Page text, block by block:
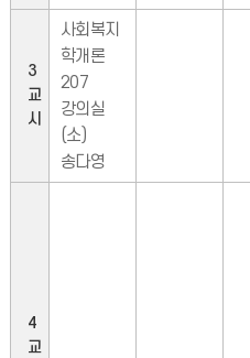
3
교
시
사회복지
학개론
207
강의실
(소)
송다영
4
교